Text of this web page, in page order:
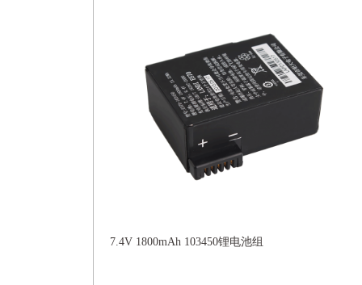
7.4V 1800mAh 103450锂电池组